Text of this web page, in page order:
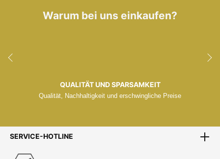
Warum bei uns einkaufen?
QUALITÄT UND SPARSAMKEIT
Qualität, Nachhaltigkeit und erschwingliche Preise
SERVICE-HOTLINE